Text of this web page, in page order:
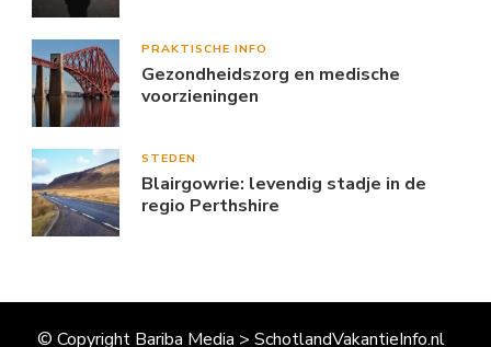
PRAKTISCHE INFO
Gezondheidszorg en medische
voorzieningen
STEDEN
Blairgowrie: levendig stadje in de
regio Perthshire
© Copyright Bariba Media > SchotlandVakantieInfo.nl